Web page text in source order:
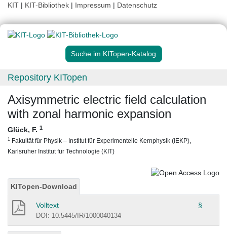
KIT | KIT-Bibliothek | Impressum | Datenschutz
Suche im KITopen-Katalog
Repository KITopen
Axisymmetric electric field calculation
with zonal harmonic expansion
Glück, F. 1
1 Fakultät für Physik – Institut für Experimentelle Kernphysik (IEKP),
Karlsruher Institut für Technologie (KIT)
KITopen-Download
Volltext §
DOI: 10.5445/IR/1000040134